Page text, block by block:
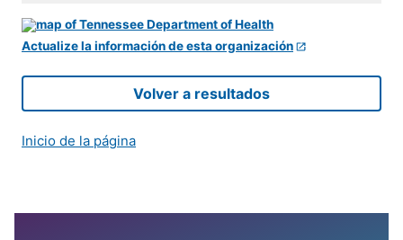
Actualize la información de esta organización
Volver a resultados
Inicio de la página